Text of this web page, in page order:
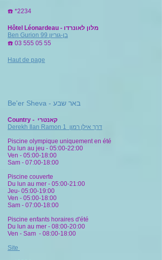
☎️ *2234
Hôtel Léonardeau - מלון לאונרדו
Ben Gurion 99 בן-גוריון
☎️ 03 555 05 55
Haut de page
Country - קאנטרי
Derekh Ilan Ramon 1 דרך אילן רמון
Piscine olympique uniquement en été
Du lun au jeu - 05:00-22:00
Ven - 05:00-18:00
Sam - 07:00-18:00
Piscine couverte
Du lun au mer - 05:00-21:00
Jeu- 05:00-19:00
Ven - 05:00-18:00
Sam - 07:00-18:00
Piscine enfants horaires d'été
Du lun au mer - 08:00-20:00
Ven - Sam - 08:00-18:00
Site